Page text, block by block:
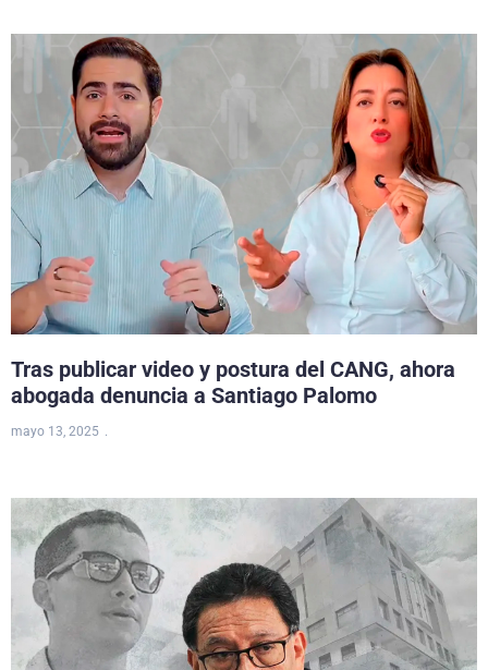
Tras publicar video y postura del CANG, ahora
abogada denuncia a Santiago Palomo
mayo 13, 2025